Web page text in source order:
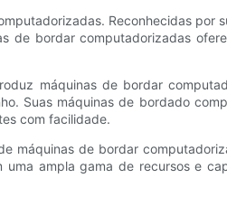
Reconhecidas
de bordar computadorizadas
máquinas de bordar
Suas máquinas de bordado
com facilidade.
máquinas de bordar
ampla gama de recursos e